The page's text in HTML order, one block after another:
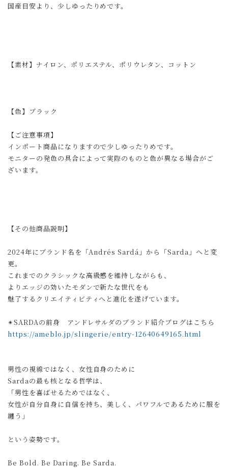
国産目安より、少しゆったりめです。
【素材】ナイロン、ポリエステル、ポリウレタン、コットン
【色】ブラック
【ご注意事項】
インポート商品になりますので少しゆったりめです。
モニターの発色の具合によって実際のものと色が異なる場合がご
ざいます。
【その他商品説明】
2024年にブランド名を「Andrés Sardá」から「Sarda」へと変
更。
これまでのクラシックな高級感を維持しながらも、
よりエッジの効いたモダンで新たな世代をも
魅了するクリエイティビティへと進化を遂げています。
✴︎SARDAの前身 アンドレサルダのブランド紹介ブログはこちら
https://ameblo.jp/slingerie/entry-12640649165.html
男性の視線ではなく、女性自身のために
Sardaの最も核となる哲学は、
「男性を喜ばせるためではなく、
女性が自分自身に自信を持ち、美しく、パワフルであるために服を
纏う」
という姿勢です。
Be Bold. Be Daring. Be Sarda.